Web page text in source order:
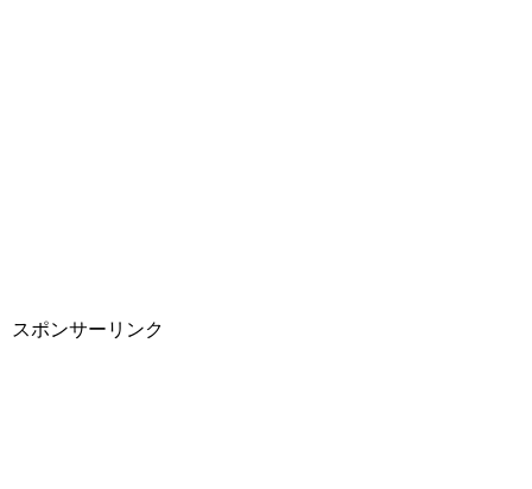
スポンサーリンク